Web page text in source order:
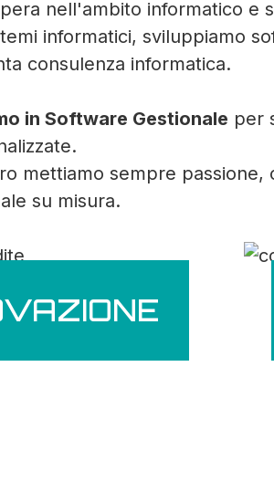
nell'ambito informatico e
informatici, sviluppiamo
consulenza informatica.
in Software Gestionale per
mettiamo sempre
su misura.